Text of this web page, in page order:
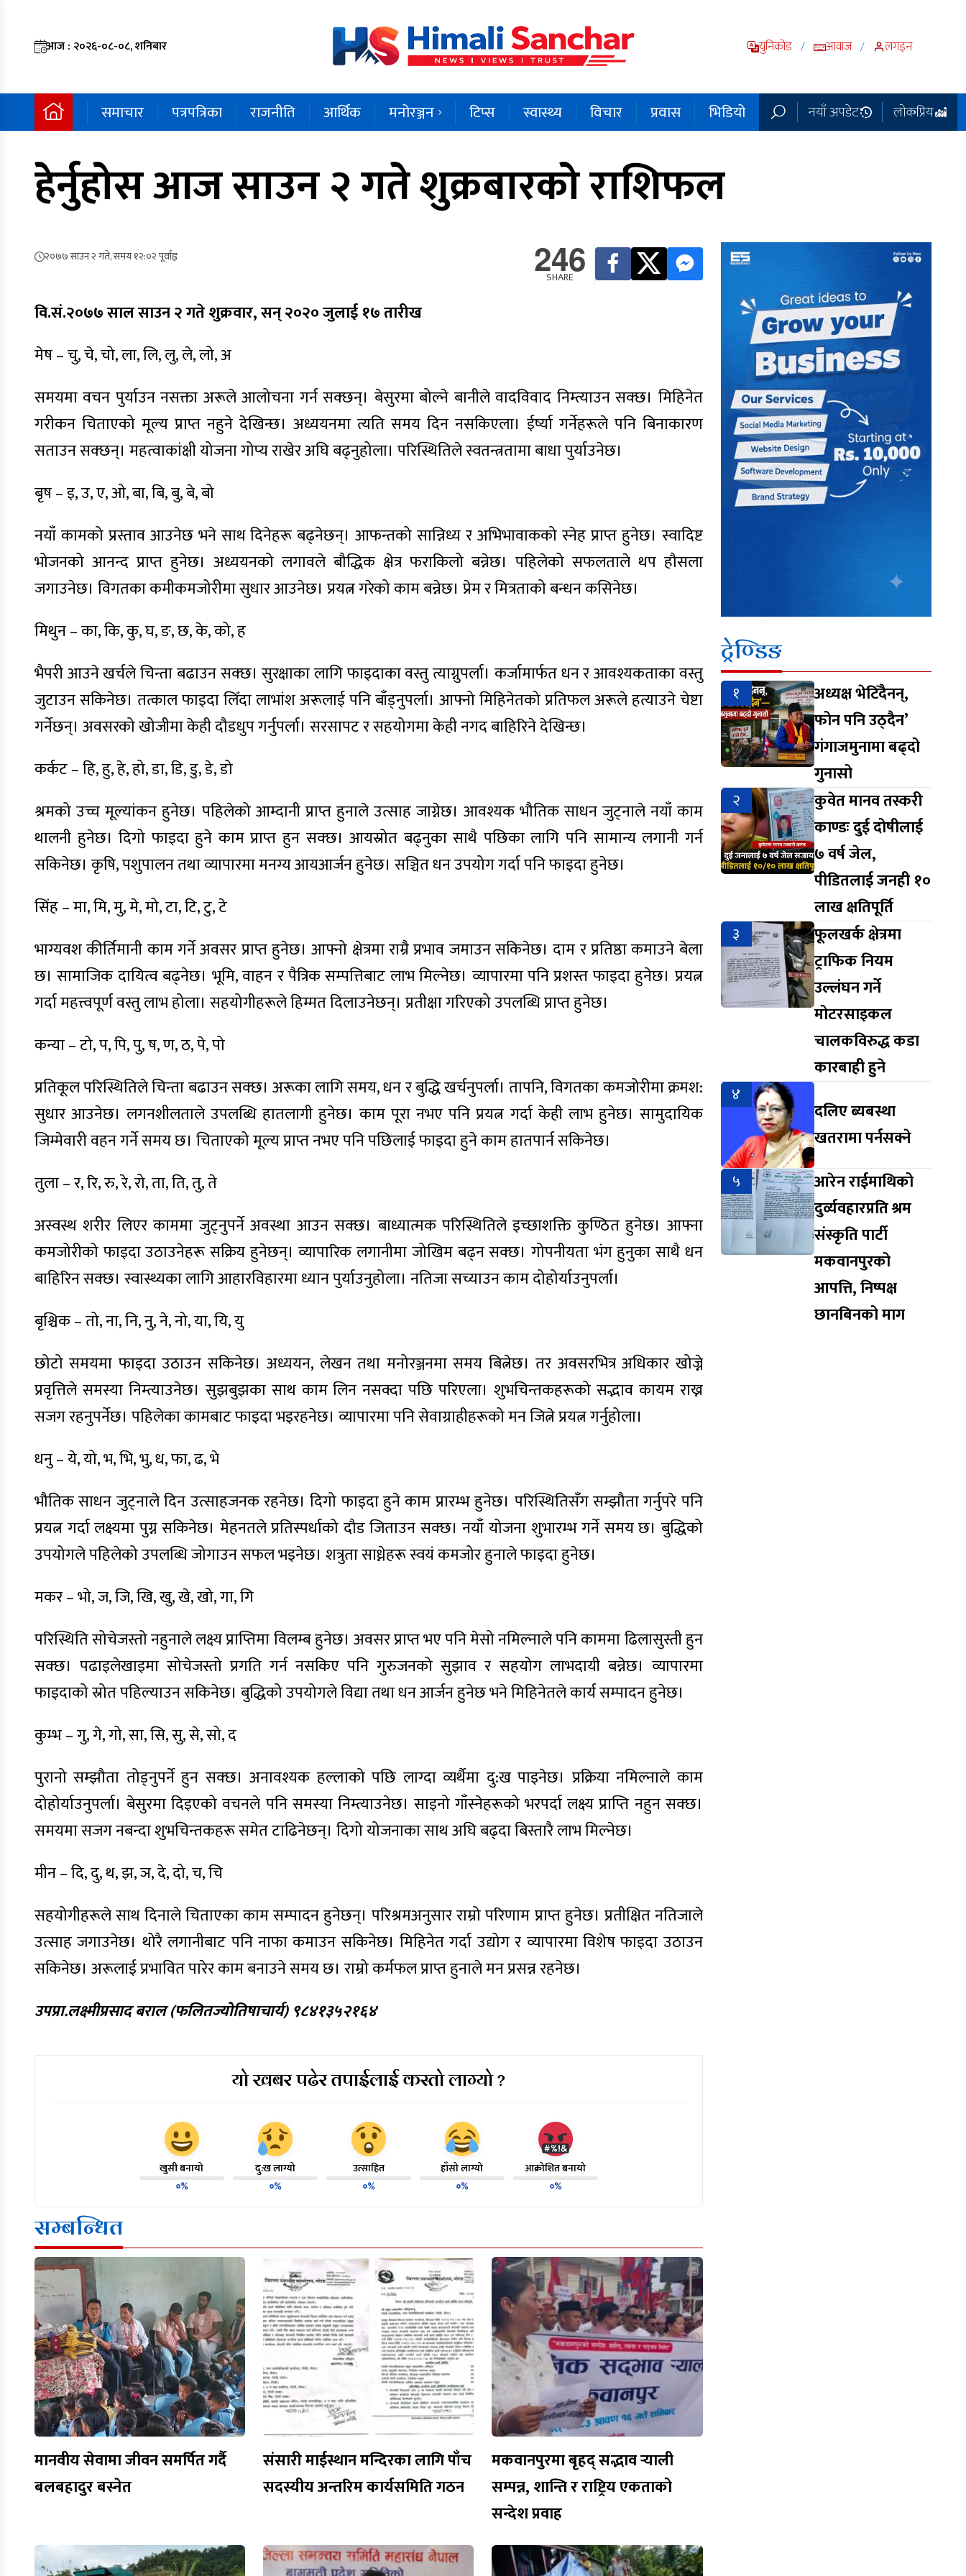
आज : २०२६-०८-०८, शनिबार युनिकोड / आवाज / लगइन
समाचार पत्रपत्रिका राजनीति आर्थिक मनोरञ्जन टिप्स स्वास्थ्य विचार प्रवास भिडियो नयाँ अपडेट लोकप्रिय
हेर्नुहोस आज साउन २ गते शुक्रबारको राशिफल
२०७७ साउन २ गते, समय १२:०२ पूर्वाह्न 246
SHARE
वि.सं.२०७७ साल साउन २ गते शुक्रवार, सन् २०२० जुलाई १७ तारीख
मेष – चु, चे, चो, ला, लि, लु, ले, लो, अ
समयमा वचन पुर्याउन नसक्ता अरूले आलोचना गर्न सक्छन्। बेसुरमा बोल्ने बानीले वादविवाद निम्त्याउन सक्छ। मिहिनेत
गरीकन चिताएको मूल्य प्राप्त नहुने देखिन्छ। अध्ययनमा त्यति समय दिन नसकिएला। ईर्ष्या गर्नेहरूले पनि बिनाकारण
सताउन सक्छन्। महत्वाकांक्षी योजना गोप्य राखेर अघि बढ्नुहोला। परिस्थितिले स्वतन्त्रतामा बाधा पुर्याउनेछ।
बृष – इ, उ, ए, ओ, बा, बि, बु, बे, बो
नयाँ कामको प्रस्ताव आउनेछ भने साथ दिनेहरू बढ्नेछन्। आफन्तको सान्निध्य र अभिभावाकको स्नेह प्राप्त हुनेछ। स्वादिष्ट
भोजनको आनन्द प्राप्त हुनेछ। अध्ययनको लगावले बौद्धिक क्षेत्र फराकिलो बन्नेछ। पहिलेको सफलताले थप हौसला
जगाउनेछ। विगतका कमीकमजोरीमा सुधार आउनेछ। प्रयत्न गरेको काम बन्नेछ। प्रेम र मित्रताको बन्धन कसिनेछ।
मिथुन – का, कि, कु, घ, ङ, छ, के, को, ह
भैपरी आउने खर्चले चिन्ता बढाउन सक्छ। सुरक्षाका लागि फाइदाका वस्तु त्याग्नुपर्ला। कर्जामार्फत धन र आवश्यकताका वस्तु
जुटाउन सकिनेछ। तत्काल फाइदा लिँदा लाभांश अरूलाई पनि बाँड्नुपर्ला। आफ्नो मिहिनेतको प्रतिफल अरूले हत्याउने चेष्टा
गर्नेछन्। अवसरको खोजीमा केही दौडधुप गर्नुपर्ला। सरसापट र सहयोगमा केही नगद बाहिरिने देखिन्छ।
कर्कट – हि, हु, हे, हो, डा, डि, डु, डे, डो
श्रमको उच्च मूल्यांकन हुनेछ। पहिलेको आम्दानी प्राप्त हुनाले उत्साह जाग्नेछ। आवश्यक भौतिक साधन जुट्नाले नयाँ काम
थालनी हुनेछ। दिगो फाइदा हुने काम प्राप्त हुन सक्छ। आयस्रोत बढ्नुका साथै पछिका लागि पनि सामान्य लगानी गर्न
सकिनेछ। कृषि, पशुपालन तथा व्यापारमा मनग्य आयआर्जन हुनेछ। सञ्चित धन उपयोग गर्दा पनि फाइदा हुनेछ।
सिंह – मा, मि, मु, मे, मो, टा, टि, टु, टे
भाग्यवश कीर्तिमानी काम गर्ने अवसर प्राप्त हुनेछ। आफ्नो क्षेत्रमा राम्रै प्रभाव जमाउन सकिनेछ। दाम र प्रतिष्ठा कमाउने बेला
छ। सामाजिक दायित्व बढ्नेछ। भूमि, वाहन र पैत्रिक सम्पत्तिबाट लाभ मिल्नेछ। व्यापारमा पनि प्रशस्त फाइदा हुनेछ। प्रयत्न
गर्दा महत्त्वपूर्ण वस्तु लाभ होला। सहयोगीहरूले हिम्मत दिलाउनेछन्। प्रतीक्षा गरिएको उपलब्धि प्राप्त हुनेछ।
कन्या – टो, प, पि, पु, ष, ण, ठ, पे, पो
प्रतिकूल परिस्थितिले चिन्ता बढाउन सक्छ। अरूका लागि समय, धन र बुद्धि खर्चनुपर्ला। तापनि, विगतका कमजोरीमा क्रमश:
सुधार आउनेछ। लगनशीलताले उपलब्धि हातलागी हुनेछ। काम पूरा नभए पनि प्रयत्न गर्दा केही लाभ हुनेछ। सामुदायिक
जिम्मेवारी वहन गर्ने समय छ। चिताएको मूल्य प्राप्त नभए पनि पछिलाई फाइदा हुने काम हातपार्न सकिनेछ।
तुला – र, रि, रु, रे, रो, ता, ति, तु, ते
अस्वस्थ शरीर लिएर काममा जुट्नुपर्ने अवस्था आउन सक्छ। बाध्यात्मक परिस्थितिले इच्छाशक्ति कुण्ठित हुनेछ। आफ्ना
कमजोरीको फाइदा उठाउनेहरू सक्रिय हुनेछन्। व्यापारिक लगानीमा जोखिम बढ्न सक्छ। गोपनीयता भंग हुनुका साथै धन
बाहिरिन सक्छ। स्वास्थ्यका लागि आहारविहारमा ध्यान पुर्याउनुहोला। नतिजा सच्याउन काम दोहोर्याउनुपर्ला।
बृश्चिक – तो, ना, नि, नु, ने, नो, या, यि, यु
छोटो समयमा फाइदा उठाउन सकिनेछ। अध्ययन, लेखन तथा मनोरञ्जनमा समय बित्नेछ। तर अवसरभित्र अधिकार खोज्ने
प्रवृत्तिले समस्या निम्त्याउनेछ। सुझबुझका साथ काम लिन नसक्दा पछि परिएला। शुभचिन्तकहरूको सद्भाव कायम राख्न
सजग रहनुपर्नेछ। पहिलेका कामबाट फाइदा भइरहनेछ। व्यापारमा पनि सेवाग्राहीहरूको मन जित्ने प्रयत्न गर्नुहोला।
धनु – ये, यो, भ, भि, भु, ध, फा, ढ, भे
भौतिक साधन जुट्नाले दिन उत्साहजनक रहनेछ। दिगो फाइदा हुने काम प्रारम्भ हुनेछ। परिस्थितिसँग सम्झौता गर्नुपरे पनि
प्रयत्न गर्दा लक्ष्यमा पुग्न सकिनेछ। मेहनतले प्रतिस्पर्धाको दौड जिताउन सक्छ। नयाँ योजना शुभारम्भ गर्ने समय छ। बुद्धिको
उपयोगले पहिलेको उपलब्धि जोगाउन सफल भइनेछ। शत्रुता साध्नेहरू स्वयं कमजोर हुनाले फाइदा हुनेछ।
मकर – भो, ज, जि, खि, खु, खे, खो, गा, गि
परिस्थिति सोचेजस्तो नहुनाले लक्ष्य प्राप्तिमा विलम्ब हुनेछ। अवसर प्राप्त भए पनि मेसो नमिल्नाले पनि काममा ढिलासुस्ती हुन
सक्छ। पढाइलेखाइमा सोचेजस्तो प्रगति गर्न नसकिए पनि गुरुजनको सुझाव र सहयोग लाभदायी बन्नेछ। व्यापारमा
फाइदाको स्रोत पहिल्याउन सकिनेछ। बुद्धिको उपयोगले विद्या तथा धन आर्जन हुनेछ भने मिहिनेतले कार्य सम्पादन हुनेछ।
कुम्भ – गु, गे, गो, सा, सि, सु, से, सो, द
पुरानो सम्झौता तोड्नुपर्ने हुन सक्छ। अनावश्यक हल्लाको पछि लाग्दा व्यर्थैमा दु:ख पाइनेछ। प्रक्रिया नमिल्नाले काम
दोहोर्याउनुपर्ला। बेसुरमा दिइएको वचनले पनि समस्या निम्त्याउनेछ। साइनो गाँस्नेहरूको भरपर्दा लक्ष्य प्राप्ति नहुन सक्छ।
समयमा सजग नबन्दा शुभचिन्तकहरू समेत टाढिनेछन्। दिगो योजनाका साथ अघि बढ्दा बिस्तारै लाभ मिल्नेछ।
मीन – दि, दु, थ, झ, ञ, दे, दो, च, चि
सहयोगीहरूले साथ दिनाले चिताएका काम सम्पादन हुनेछन्। परिश्रमअनुसार राम्रो परिणाम प्राप्त हुनेछ। प्रतीक्षित नतिजाले
उत्साह जगाउनेछ। थोरै लगानीबाट पनि नाफा कमाउन सकिनेछ। मिहिनेत गर्दा उद्योग र व्यापारमा विशेष फाइदा उठाउन
सकिनेछ। अरूलाई प्रभावित पारेर काम बनाउने समय छ। राम्रो कर्मफल प्राप्त हुनाले मन प्रसन्न रहनेछ।
उपप्रा.लक्ष्मीप्रसाद बराल (फलितज्योतिषाचार्य) ९८४१३५२१६४
यो खबर पढेर तपाईलाई कस्तो लाग्यो ?
खुसी बनायो
०%
दु:ख लाग्यो
०%
उत्साहित
०%
हाँसो लाग्यो
०%
आक्रोशित बनायो
०%
सम्बन्धित
मानवीय सेवामा जीवन समर्पित गर्दै
बलबहादुर बस्नेत
संसारी माईस्थान मन्दिरका लागि पाँच
सदस्यीय अन्तरिम कार्यसमिति गठन
मकवानपुरमा बृहद् सद्भाव र्‍याली
सम्पन्न, शान्ति र राष्ट्रिय एकताको
सन्देश प्रवाह
ट्रेण्डिङ
१
अध्यक्ष भेटिँदैनन्,
फोन पनि उठ्दैन’
गंगाजमुनामा बढ्दो
गुनासो
२
कुवेत मानव तस्करी
काण्डः दुई दोषीलाई
७ वर्ष जेल,
पीडितलाई जनही १०
लाख क्षतिपूर्ति
३
फूलखर्क क्षेत्रमा
ट्राफिक नियम
उल्लंघन गर्ने
मोटरसाइकल
चालकविरुद्ध कडा
कारबाही हुने
४
दलिए ब्यबस्था
खतरामा पर्नसक्ने
५
आरेन राईमाथिको
दुर्व्यवहारप्रति श्रम
संस्कृति पार्टी
मकवानपुरको
आपत्ति, निष्पक्ष
छानबिनको माग